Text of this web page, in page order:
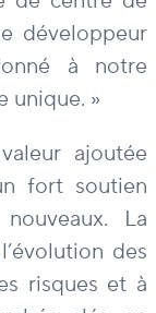
développeur
à notre
unique. »
ajoutée
fort soutien
La
des
risques et à